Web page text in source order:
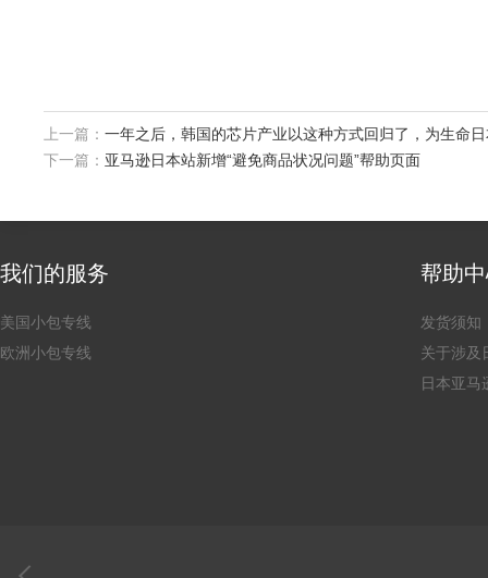
上一篇： 一年之后，韩国的芯片产业以这种方式回归了，为生命
下一篇： 亚马逊日本站新增“避免商品状况问题”帮助页面
我们的服务
美国小包专线
欧洲小包专线
帮助
发货须知
关于涉及
日本亚马